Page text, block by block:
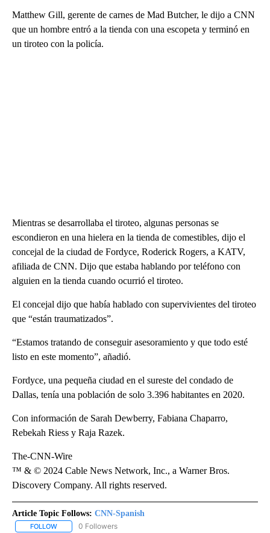
Matthew Gill, gerente de carnes de Mad Butcher, le dijo a CNN
que un hombre entró a la tienda con una escopeta y terminó en
un tiroteo con la policía.
Mientras se desarrollaba el tiroteo, algunas personas se
escondieron en una hielera en la tienda de comestibles, dijo el
concejal de la ciudad de Fordyce, Roderick Rogers, a KATV,
afiliada de CNN. Dijo que estaba hablando por teléfono con
alguien en la tienda cuando ocurrió el tiroteo.
El concejal dijo que había hablado con supervivientes del tiroteo
que “están traumatizados”.
“Estamos tratando de conseguir asesoramiento y que todo esté
listo en este momento”, añadió.
Fordyce, una pequeña ciudad en el sureste del condado de
Dallas, tenía una población de solo 3.396 habitantes en 2020.
Con información de Sarah Dewberry, Fabiana Chaparro,
Rebekah Riess y Raja Razek.
The-CNN-Wire
™ & © 2024 Cable News Network, Inc., a Warner Bros.
Discovery Company. All rights reserved.
Article Topic Follows: CNN-Spanish
FOLLOW FOLLOW "CNN-SPANISH" TO RECEIVE NOTIFICATIONS ABOUT
0 Followers